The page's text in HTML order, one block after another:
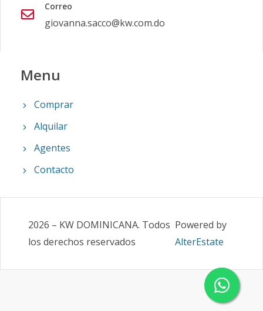
Correo
giovanna.sacco@kw.com.do
Menu
Comprar
Alquilar
Agentes
Contacto
2026 – KW DOMINICANA. Todos
los derechos reservados
Powered by
AlterEstate